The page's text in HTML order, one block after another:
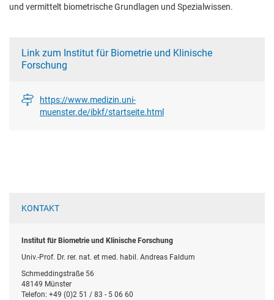
und vermittelt biometrische Grundlagen und Spezialwissen.
Link zum Institut für Biometrie und Klinische
Forschung
https://www.medizin.uni-
muenster.de/ibkf/startseite.html
KONTAKT
Institut für Biometrie und Klinische Forschung
Univ.-Prof. Dr. rer. nat. et med. habil. Andreas Faldum
Schmeddingstraße 56
48149 Münster
Telefon: +49 (0)2 51 / 83 - 5 06 60